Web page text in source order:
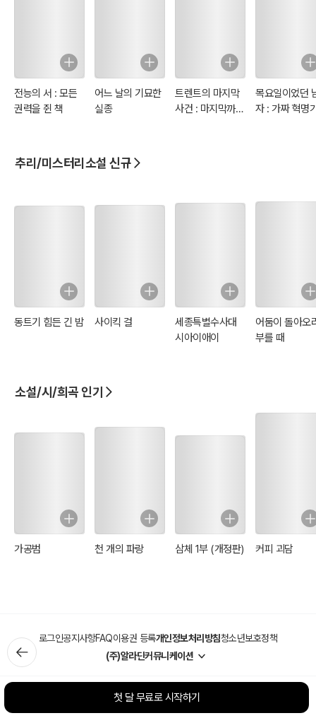
전능의 서 : 모든
권력을 쥔 책
어느 날의 기묘한
실종
트렌트의 마지막
사건 : 마지막까지
목요일이었던
자 : 가짜 혁명
추리/미스터리소설 신규
동트기 힘든 긴 밤 사이킥 걸
세종특별수사대
시아이애이
어둠이 돌아오
부를 때
소설/시/희곡 인기
가공범 천 개의 파랑 삼체 1부 (개정판) 커피 괴담
로그인공지사항FAQ이용권 등록개인정보처리방침청소년보호정책
(주)알라딘커뮤니케이션
첫 달 무료로 시작하기